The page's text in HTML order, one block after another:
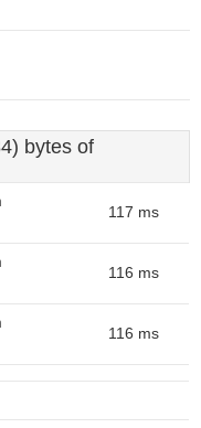
bytes of
117 ms
116 ms
116 ms